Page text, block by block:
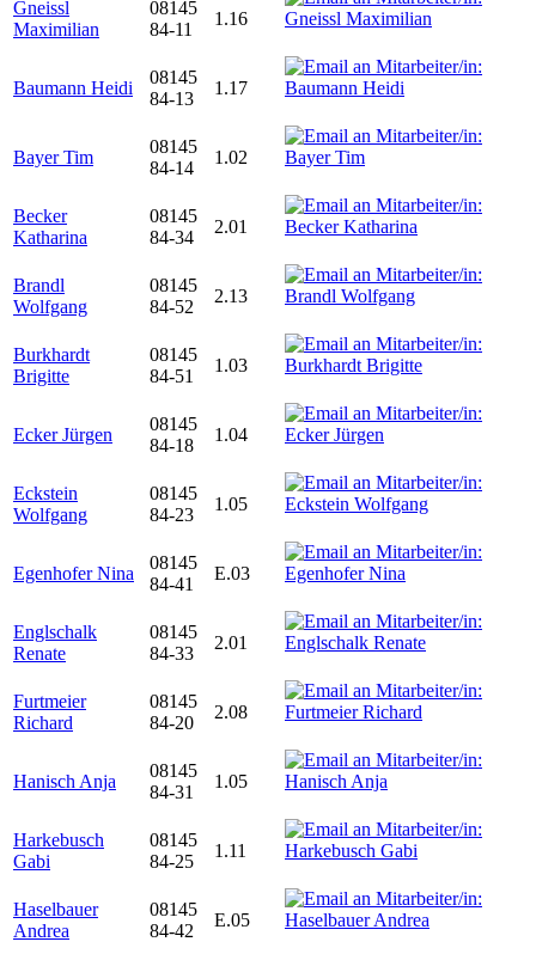
Gneissl
Maximilian
08145
84-11
1.16
Baumann Heidi
08145
84-13
1.17
Bayer Tim
08145
84-14
1.02
Becker
Katharina
08145
84-34
2.01
Brandl
Wolfgang
08145
84-52
2.13
Burkhardt
Brigitte
08145
84-51
1.03
Ecker Jürgen
08145
84-18
1.04
Eckstein
Wolfgang
08145
84-23
1.05
Egenhofer Nina
08145
84-41
E.03
Englschalk
Renate
08145
84-33
2.01
Furtmeier
Richard
08145
84-20
2.08
Hanisch Anja
08145
84-31
1.05
Harkebusch
Gabi
08145
84-25
1.11
Haselbauer
Andrea
08145
84-42
E.05